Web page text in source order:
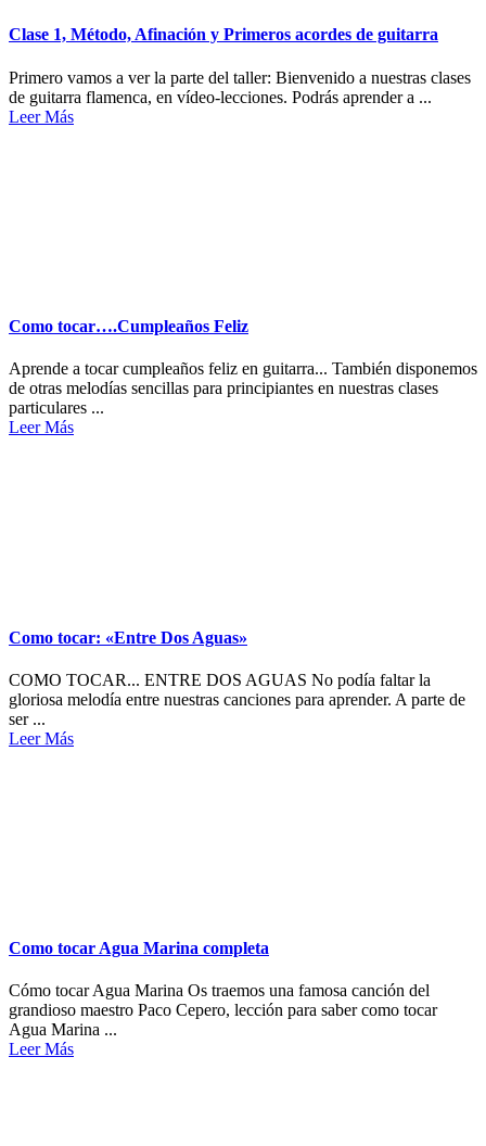
Clase 1, Método, Afinación y Primeros acordes de guitarra
Primero vamos a ver la parte del taller: Bienvenido a nuestras clases
de guitarra flamenca, en vídeo-lecciones. Podrás aprender a ...
Leer Más
Como tocar….Cumpleaños Feliz
Aprende a tocar cumpleaños feliz en guitarra... También disponemos
de otras melodías sencillas para principiantes en nuestras clases
particulares ...
Leer Más
Como tocar: «Entre Dos Aguas»
COMO TOCAR... ENTRE DOS AGUAS No podía faltar la
gloriosa melodía entre nuestras canciones para aprender. A parte de
ser ...
Leer Más
Como tocar Agua Marina completa
Cómo tocar Agua Marina Os traemos una famosa canción del
grandioso maestro Paco Cepero, lección para saber como tocar
Agua Marina ...
Leer Más